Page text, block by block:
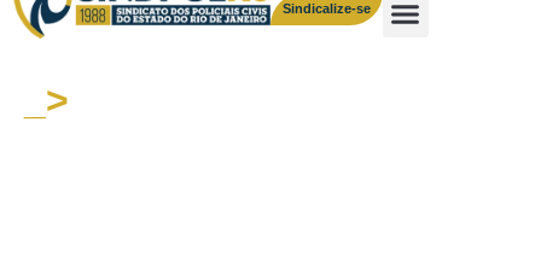
Sindicalize-se
_>